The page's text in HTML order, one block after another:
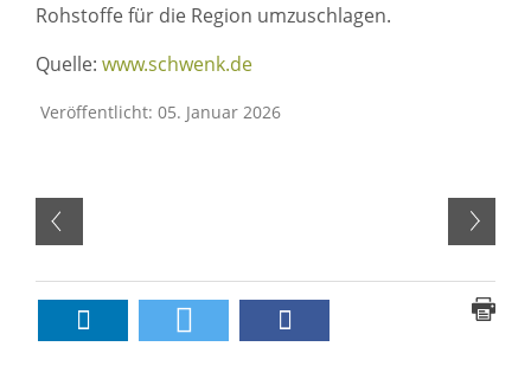
Rohstoffe für die Region umzuschlagen.
Quelle: www.schwenk.de
Veröffentlicht: 05. Januar 2026